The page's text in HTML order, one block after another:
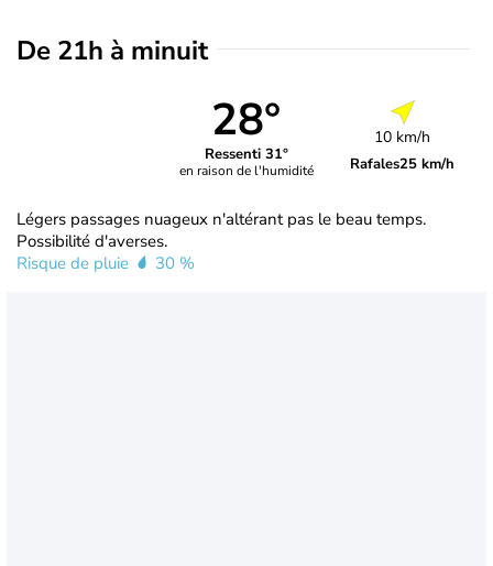
De 21h à minuit
28°
Ressenti 31°
en raison de l'humidité
10 km/h
Rafales25 km/h
Légers passages nuageux n'altérant pas le beau temps.
Possibilité d'averses.
Risque de pluie
30 %